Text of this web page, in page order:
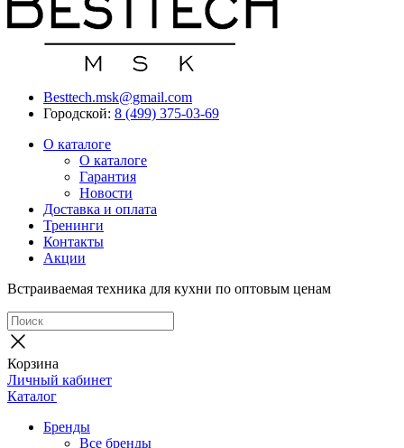
Besttech.msk@gmail.com
Городской: 8 (499) 375-03-69
О каталоге
О каталоге
Гарантия
Новости
Доставка и оплата
Тренинги
Контакты
Акции
Встраиваемая техника для кухни по оптовым ценам
Корзина
Личный кабинет
Каталог
Бренды
Все бренды